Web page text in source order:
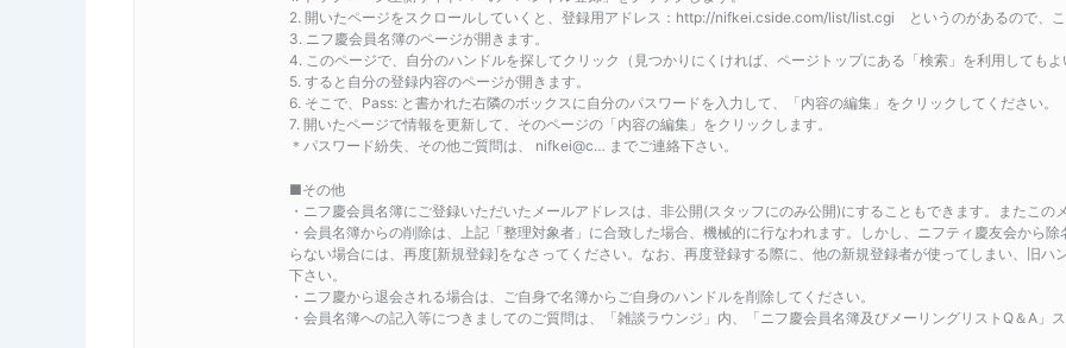
2. 開いたページをスクロールしていくと、登録用アドレス：http://nifkei.cside.com/list/list.cgi というのがあるので、
3. ニフ慶会員名簿のページが開きます。
4. このページで、自分のハンドルを探してクリック（見つかりにくければ、ページトップにある「検索」を利用しても
5. すると自分の登録内容のページが開きます。
6. そこで、Pass: と書かれた右隣のボックスに自分のパスワードを入力して、「内容の編集」をクリックしてください。
7. 開いたページで情報を更新して、そのページの「内容の編集」をクリックします。
＊パスワード紛失、その他ご質問は、 nifkei@c… までご連絡下さい。
■その他
・ニフ慶会員名簿にご登録いただいたメールアドレスは、非公開(スタッフにのみ公開)にすることもできます。またこ
・会員名簿からの削除は、上記「整理対象者」に合致した場合、機械的に行なわれます。しかし、ニフティ慶友会から
らない場合には、再度[新規登録]をなさってください。なお、再度登録する際に、他の新規登録者が使ってしまい、旧
下さい。
・ニフ慶から退会される場合は、ご自身で名簿からご自身のハンドルを削除してください。
・会員名簿への記入等につきましてのご質問は、「雑談ラウンジ」内、「ニフ慶会員名簿及びメーリングリストQ＆A」